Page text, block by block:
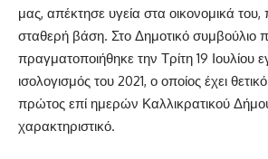
μας, απέκτησε υγεία στα οικονομικά
σταθερή βάση. Στο Δημοτικό συμβούλιο
πραγματοποιήθηκε την Τρίτη 19 Ιουλίου
ισολογισμός του 2021, ο οποίος έχει
πρώτος επί ημερών Καλλικρατικού
χαρακτηριστικό.